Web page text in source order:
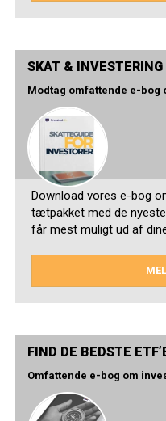
SKAT & INVESTERING
Modtag omfattende e-bog
Download vores e-bog
tætpakket med de
får mest muligt ud af
FIND DE BEDSTE
Omfattende e-bog om